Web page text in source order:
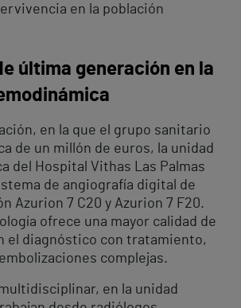
en la población
última generación en la
en la que el grupo sanitario
de un millón de euros, la unidad
del Hospital Vithas Las Palmas
de angiografía digital de
Azurion 7 C20 y Azurion 7 F20.
ofrece una mayor calidad de
el diagnóstico con tratamiento,
complejas.
en la unidad